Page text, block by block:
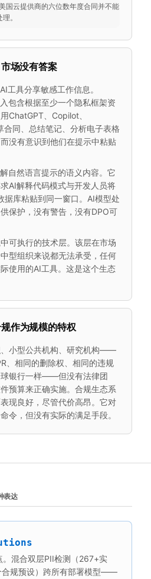
国云提供商的六位数年度合同并不能
。
场没有答案
工具分享敏感工作信息。
包含根据至少一个隐私框架资
ChatGPT、Copilot、
合同、总结笔记、分析电子表格
没有意识到他们在提示中粘贴
自然语言提示的语义内容。它
AI解释代码模式与开发人员将
库粘贴到同一窗口。AI模型处
保护，没有警告，没有DPO可
可执行的技术层。该层在市场
型组织来说都无法承受，任何
使用的AI工具。这是这个生态
作为规模的特权
、小型公共机构、研究机构——
、相同的删除权、相同的违规
球银行一样——但没有法律团
预算来正确实施。合规生态系
现良好，尽管代价高昂。它对
令，但没有实际的满足手段。
表达
混合双层PII检测（267+实
合规预设）跨所有部署模型——